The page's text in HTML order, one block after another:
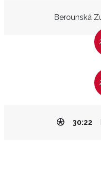
Berounská
30:22